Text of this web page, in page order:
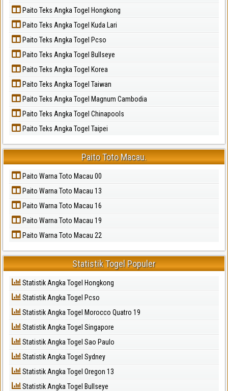
Paito Teks Angka Togel Hongkong
Paito Teks Angka Togel Kuda Lari
Paito Teks Angka Togel Pcso
Paito Teks Angka Togel Bullseye
Paito Teks Angka Togel Korea
Paito Teks Angka Togel Taiwan
Paito Teks Angka Togel Magnum Cambodia
Paito Teks Angka Togel Chinapools
Paito Teks Angka Togel Taipei
Paito Toto Macau.
Paito Warna Toto Macau 00
Paito Warna Toto Macau 13
Paito Warna Toto Macau 16
Paito Warna Toto Macau 19
Paito Warna Toto Macau 22
Statistik Togel Populer
Statistik Angka Togel Hongkong
Statistik Angka Togel Pcso
Statistik Angka Togel Morocco Quatro 19
Statistik Angka Togel Singapore
Statistik Angka Togel Sao Paulo
Statistik Angka Togel Sydney
Statistik Angka Togel Oregon 13
Statistik Angka Togel Bullseye